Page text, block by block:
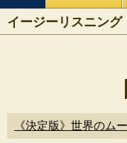
イージーリスニング
《決定版》世界のム